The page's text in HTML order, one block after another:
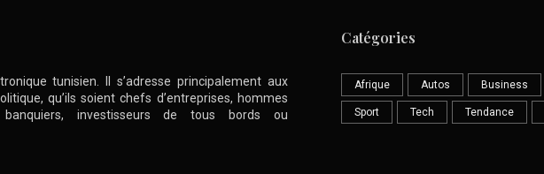
tunisien. Il s’adresse principalement aux
qu’ils soient chefs d’entreprises, hommes
banquiers, investisseurs de tous bords ou
Catégories
Afrique Autos Business
Sport Tech Tendance